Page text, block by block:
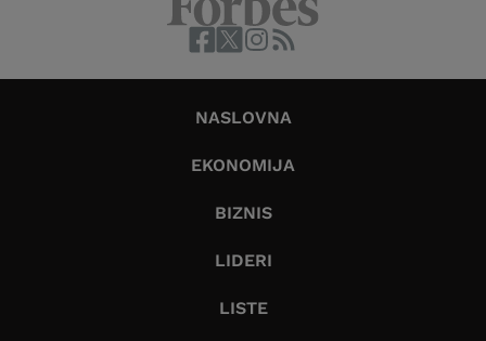
NASLOVNA
EKONOMIJA
BIZNIS
LIDERI
LISTE